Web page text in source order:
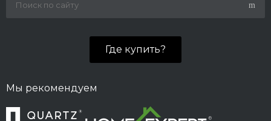
Где купить?
Мы рекомендуем